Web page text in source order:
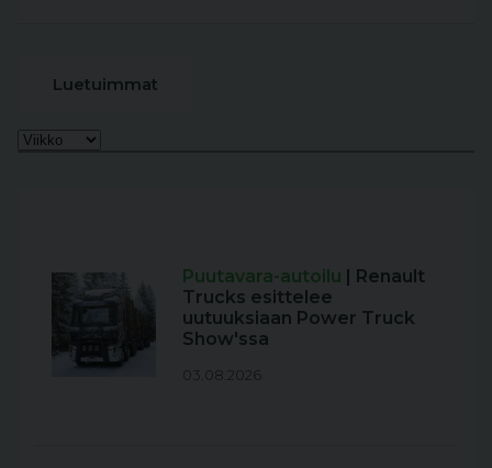
Luetuimmat
Puutavara-autoilu | Renault
Trucks esittelee
uutuuksiaan Power Truck
Show'ssa
03.08.2026